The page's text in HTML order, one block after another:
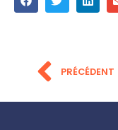
PRÉCÉDENT